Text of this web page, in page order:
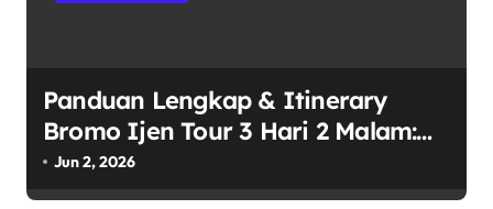
Panduan Lengkap & Itinerary
Bromo Ijen Tour 3 Hari 2 Malam:
Persiapan Menuju Petualangan
Epik!
Jun 2, 2026